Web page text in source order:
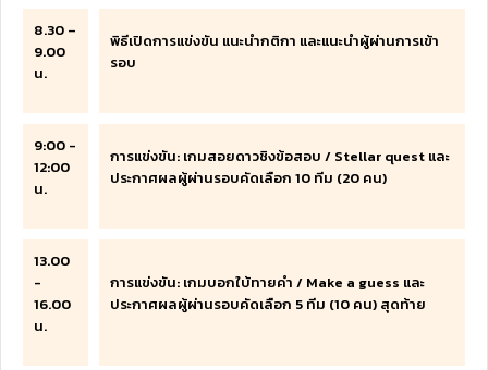
8.30 –
9.00
น.
พิธีเปิดการแข่งขัน แนะนำกติกา และแนะนำผู้ผ่านการเข้า
รอบ
9:00 -
12:00
น.
การแข่งขัน: เกมสอยดาวชิงข้อสอบ / Stellar quest และ
ประกาศผลผู้ผ่านรอบคัดเลือก 10 ทีม (20 คน)
13.00
-
16.00
น.
การแข่งขัน: เกมบอกใบ้ทายคำ / Make a guess และ
ประกาศผลผู้ผ่านรอบคัดเลือก 5 ทีม (10 คน) สุดท้าย